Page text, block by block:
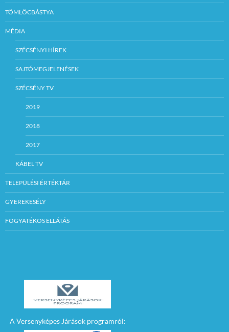
TÖMLÖCBÁSTYA
MÉDIA
SZÉCSÉNYI HÍREK
SAJTÓMEGJELENÉSEK
SZÉCSÉNY TV
2019
2018
2017
KÁBEL TV
TELEPÜLÉSI ÉRTÉKTÁR
GYEREKESÉLY
FOGYATÉKOS ELLÁTÁS
A Versenyképes Járások programról: